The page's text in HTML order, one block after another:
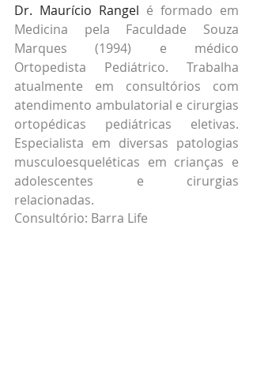
Dr. Maurício Rangel é formado em
Medicina pela Faculdade Souza
Marques (1994) e médico
Ortopedista Pediátrico. Trabalha
atualmente em consultórios com
atendimento ambulatorial e cirurgias
ortopédicas pediátricas eletivas.
Especialista em diversas patologias
musculoesqueléticas em crianças e
adolescentes e cirurgias
relacionadas.
Consultório: Barra Life